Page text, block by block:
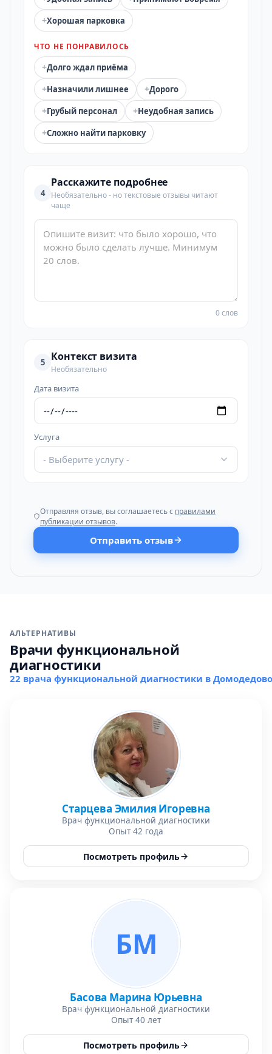
+Хорошая парковка
ЧТО НЕ ПОНРАВИЛОСЬ
+Долго ждал приёма
+Назначили лишнее +Дорого
+Грубый персонал +Неудобная запись
+Сложно найти парковку
4
Расскажите подробнее
Необязательно - но текстовые отзывы читают
чаще
0 слов
5 Контекст визита
Необязательно
Дата визита
Услуга
- Выберите услугу -
Отправляя отзыв, вы соглашаетесь с правилами
публикации отзывов.
Отправить отзыв
АЛЬТЕРНАТИВЫ
Врачи функциональной
диагностики
22 врача функциональной диагностики в Домодедово
Старцева Эмилия Игоревна
Врач функциональной диагностики
Опыт 42 года
Посмотреть профиль
БМ
Басова Марина Юрьевна
Врач функциональной диагностики
Опыт 40 лет
Посмотреть профиль